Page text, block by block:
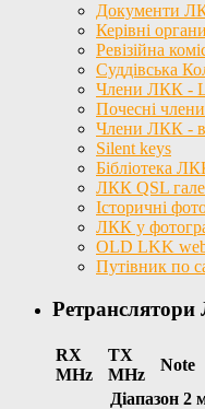
Документи
Керівні органи
Ревізійна
Суддівська
Члени ЛКК -
Почесні
Члени ЛКК -
Silent keys
Бібліотека
ЛКК QSL
Історичні
ЛКК у
OLD LKK
Путівник по
Ретранслятори
RX
MHz
TX
MHz
Note
Діапазон 2